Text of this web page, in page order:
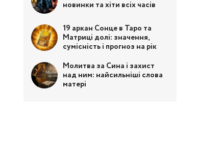
новинки та хіти всіх часів
19 аркан Сонце в Таро та
Матриці долі: значення,
сумісність і прогноз на рік
Молитва за Сина і захист
над ним: найсильніші слова
матері